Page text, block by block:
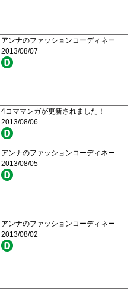
アンナのファッションコーディネー
2013/08/07
4コママンガが更新されました！
2013/08/06
アンナのファッションコーディネー
2013/08/05
アンナのファッションコーディネー
2013/08/02